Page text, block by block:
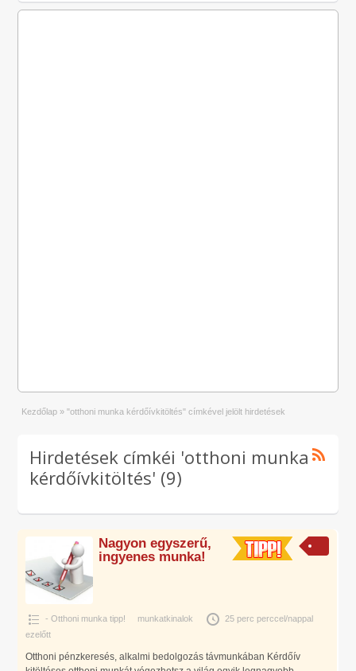
Kezdőlap » "otthoni munka kérdőívkitöltés" címkével jelölt hirdetések
Hirdetések címkéi 'otthoni munka
kérdőívkitöltés' (9)
Nagyon egyszerű,
ingyenes munka!
- Otthoni munka tipp! munkatkinalok
25 perc perccel/nappal
ezelőtt
Otthoni pénzkeresés, alkalmi bedolgozás távmunkában Kérdőív